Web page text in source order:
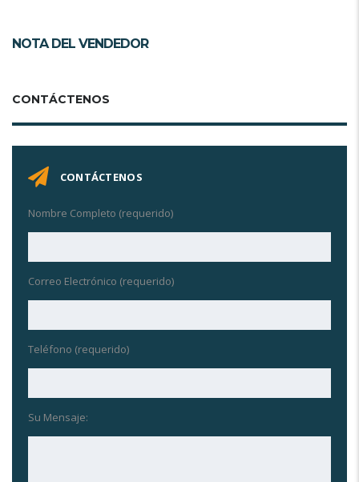
NOTA DEL VENDEDOR
CONTÁCTENOS
CONTÁCTENOS
Nombre Completo (requerido)
Correo Electrónico (requerido)
Teléfono (requerido)
Su Mensaje: